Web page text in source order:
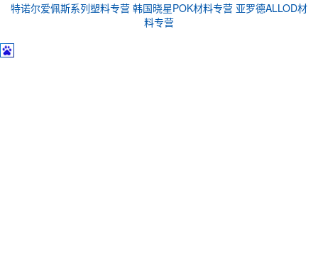
特诺尔爱佩斯系列塑料专营 韩国晓星POK材料专营 亚罗德ALLOD材
料专营